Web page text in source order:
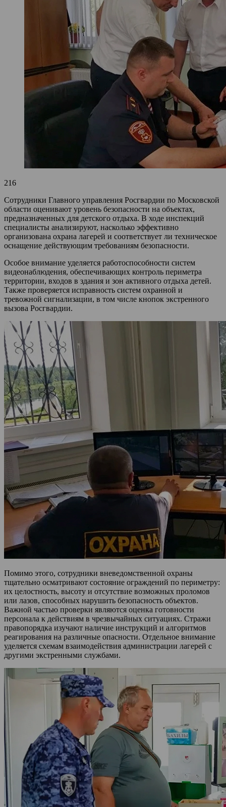
216
Сотрудники Главного управления Росгвардии по Московской
области оценивают уровень безопасности на объектах,
предназначенных для детского отдыха. В ходе инспекций
специалисты анализируют, насколько эффективно
организована охрана лагерей и соответствует ли техническое
оснащение действующим требованиям безопасности.
Особое внимание уделяется работоспособности систем
видеонаблюдения, обеспечивающих контроль периметра
территории, входов в здания и зон активного отдыха детей.
Также проверяется исправность систем охранной и
тревожной сигнализации, в том числе кнопок экстренного
вызова Росгвардии.
Помимо этого, сотрудники вневедомственной охраны
тщательно осматривают состояние ограждений по периметру:
их целостность, высоту и отсутствие возможных проломов
или лазов, способных нарушить безопасность объектов.
Важной частью проверки являются оценка готовности
персонала к действиям в чрезвычайных ситуациях. Стражи
правопорядка изучают наличие инструкций и алгоритмов
реагирования на различные опасности. Отдельное внимание
уделяется схемам взаимодействия администрации лагерей с
другими экстренными службами.